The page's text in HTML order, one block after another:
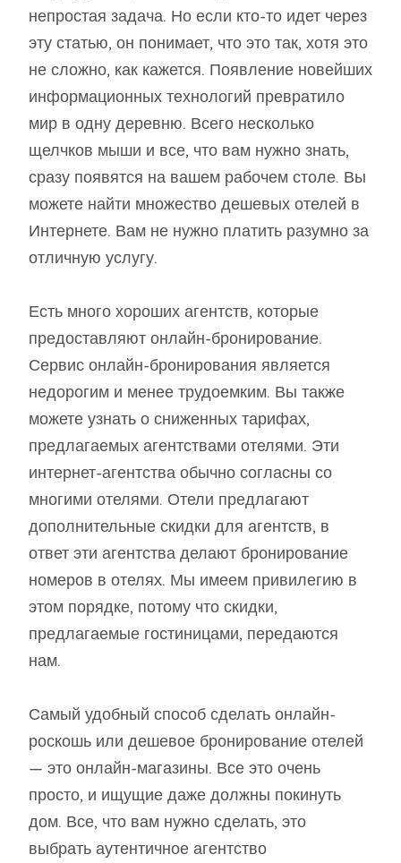
непростая задача. Но если кто-то идет через
эту статью, он понимает, что это так, хотя это
не сложно, как кажется. Появление новейших
информационных технологий превратило
мир в одну деревню. Всего несколько
щелчков мыши и все, что вам нужно знать,
сразу появятся на вашем рабочем столе. Вы
можете найти множество дешевых отелей в
Интернете. Вам не нужно платить разумно за
отличную услугу.
Есть много хороших агентств, которые
предоставляют онлайн-бронирование.
Сервис онлайн-бронирования является
недорогим и менее трудоемким. Вы также
можете узнать о сниженных тарифах,
предлагаемых агентствами отелями. Эти
интернет-агентства обычно согласны со
многими отелями. Отели предлагают
дополнительные скидки для агентств, в
ответ эти агентства делают бронирование
номеров в отелях. Мы имеем привилегию в
этом порядке, потому что скидки,
предлагаемые гостиницами, передаются
нам.
Самый удобный способ сделать онлайн-
роскошь или дешевое бронирование отелей
— это онлайн-магазины. Все это очень
просто, и ищущие даже должны покинуть
дом. Все, что вам нужно сделать, это
выбрать аутентичное агентство